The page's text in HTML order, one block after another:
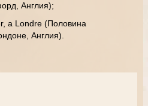
Англия);
a Londre (Половина
Англия).